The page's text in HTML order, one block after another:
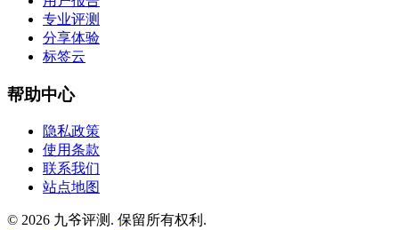
专业评测
分享体验
标签云
帮助中心
隐私政策
使用条款
联系我们
站点地图
© 2026 九爷评测. 保留所有权利.